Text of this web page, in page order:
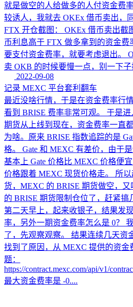
就是做空的人给做多的人付资金费
较诱人，我就去 OKEx 借币卖出，
FTX 开仓截图： OKEx 借币卖出截
币利息高于 FTX 做多拿到的资金费
要支付资金费率，就要考虑退出。
卖 OKB 的时候要慢一点，别一下子
2022-09-08
记录 MEXC 平台套利翻车
最近没啥行情，于是在资金费率行
看到 BRISE 费率非常可观。 于是
期货从上线到现在，资金费率一直
为啥。原来 BRISE 指数追踪的是
格。 Gate 和 MEXC 有差价，由于
基本上 Gate 价格比 MEXC 价格便
价格跟着 MEXC 现货价格走。 所
货，MEXC 的 BRISE 期货做空，
的 BRISE 期货限制仓位了，赶紧搞
第二天早上，起来收银子，结果发
率，另外一期资金费率怎么是 0？
了，先观察观察。 结果连续几天资
找到了原因，从 MEXC 提供的资金
题：
https://contract.mexc.com/api/v1/
最大资金费率是 -0....